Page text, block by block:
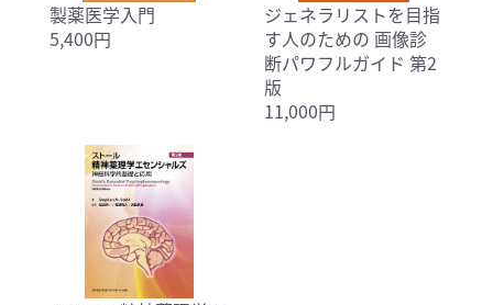
製薬医学入門
5,400円
ジェネラリストを目指
す人のための 画像診
断パワフルガイド 第2
版
11,000円